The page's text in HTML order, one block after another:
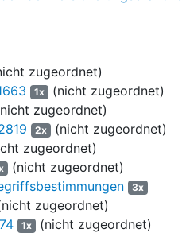
Abrechnungszeitraum verdienten
Bestandspflegeprovisionen
zugeordnet)
1x (nicht zugeordnet)
zugeordnet)
2x (nicht zugeordnet)
zugeordnet)
(nicht zugeordnet)
3x
zugeordnet)
1x (nicht zugeordnet)